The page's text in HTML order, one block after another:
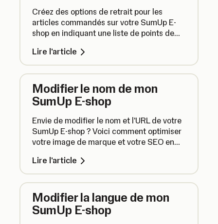
Créez des options de retrait pour les
articles commandés sur votre SumUp E-
shop en indiquant une liste de points de
pourront choisir celui qui leur convient le
mieux.
Lire l'article
Modifier le nom de mon
SumUp E-shop
Envie de modifier le nom et l'URL de votre
SumUp E-shop ? Voici comment optimiser
votre image de marque et votre SEO en
E-shop.
Lire l'article
Modifier la langue de mon
SumUp E-shop